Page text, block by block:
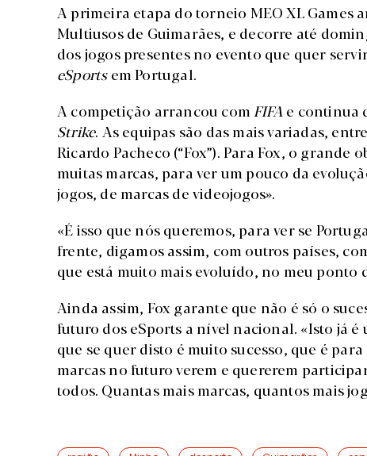
A primeira etapa do torneio MEO XL Games
Multiusos de Guimarães, e decorre até
dos jogos presentes no evento que quer
eSportsem Portugal.
A competição arrancou com FIFA e continua
Strike. As equipas são das mais variadas,
Ricardo Pacheco (“Fox”). Para Fox, o
muitas marcas, para ver um pouco da
jogos, de marcas de videojogos».
«É isso que nós queremos, para ver se
frente, digamos assim, com outros países,
que está muito mais evoluído, no meu ponto
Ainda assim, Fox garante que não é só o
futuro dos eSports a nível nacional. «Isto já
que se quer disto é muito sucesso, que é
marcas no futuro verem e quererem
todos. Quantas mais marcas, quantos mais